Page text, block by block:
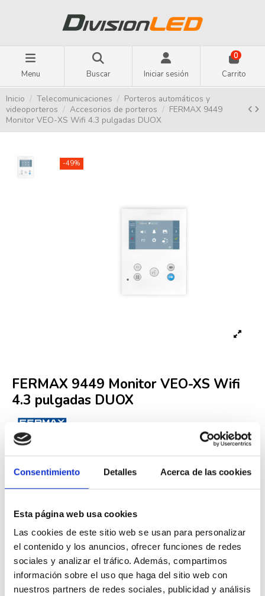
Consentimiento Detalles Acerca de las cookies
Esta página web usa cookies
Las cookies de este sitio web se usan para personalizar
el contenido y los anuncios, ofrecer funciones de redes
sociales y analizar el tráfico. Además, compartimos
información sobre el uso que haga del sitio web con
nuestros partners de redes sociales, publicidad y análisis
Menu Buscar Iniciar sesión
0
Carrito
Inicio Telecomunicaciones
Porteros automáticos y
videoporteros
Accesorios de porteros
FERMAX 9449
Monitor VEO-XS Wifi 4.3 pulgadas DUOX
-49%
FERMAX 9449 Monitor VEO-XS Wifi
4.3 pulgadas DUOX
Referencia
Fuera de stock
185,13 € 363,00 € -49%
Iva incluido
Descripción